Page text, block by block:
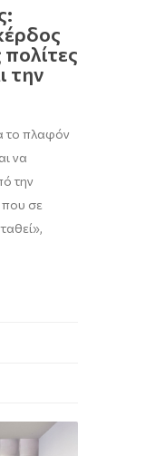
την
το πλαφόν
να
την
που σε